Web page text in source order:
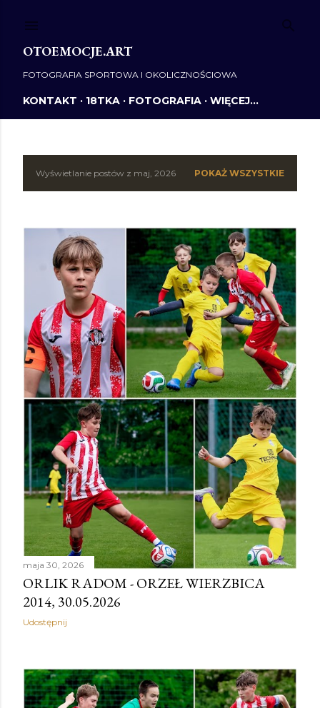
OTOEMOCJE.ART
FOTOGRAFIA SPORTOWA I OKOLICZNOŚCIOWA
KONTAKT 18TKA FOTOGRAFIA WIĘCEJ…
PWyświetlanie postów z maj, 2026 POKAŻ WSZYSTKIE
maja 30, 2026
ORLIK RADOM - ORZEŁ WIERZBICA
2014, 30.05.2026
Udostępnij